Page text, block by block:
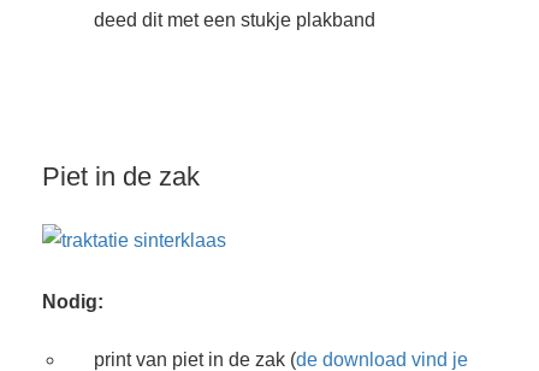
deed dit met een stukje plakband
Piet in de zak
Nodig:
print van piet in de zak (de download vind je